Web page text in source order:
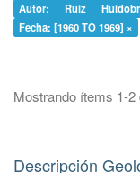
Autor: Ruiz
Fecha: [1960 TO 1969] ×
Mostrando ítems 1-2
Descripción